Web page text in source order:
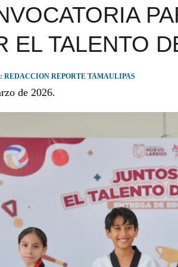
2026 | TAMAULIPAS TE INVITA A DESCUBRIR
EL TALENTO
REDACCION REPORTE TAMAULIPAS
de 2026.